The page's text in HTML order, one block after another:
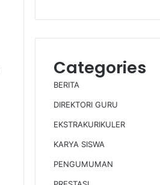
Categories
BERITA
DIREKTORI GURU
EKSTRAKURIKULER
KARYA SISWA
PENGUMUMAN